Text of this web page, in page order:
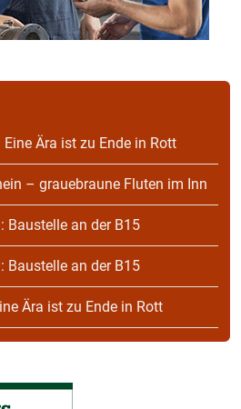
Eine Ära ist zu Ende in Rott
– grauebraune Fluten im Inn
Baustelle an der B15
Baustelle an der B15
Ära ist zu Ende in Rott